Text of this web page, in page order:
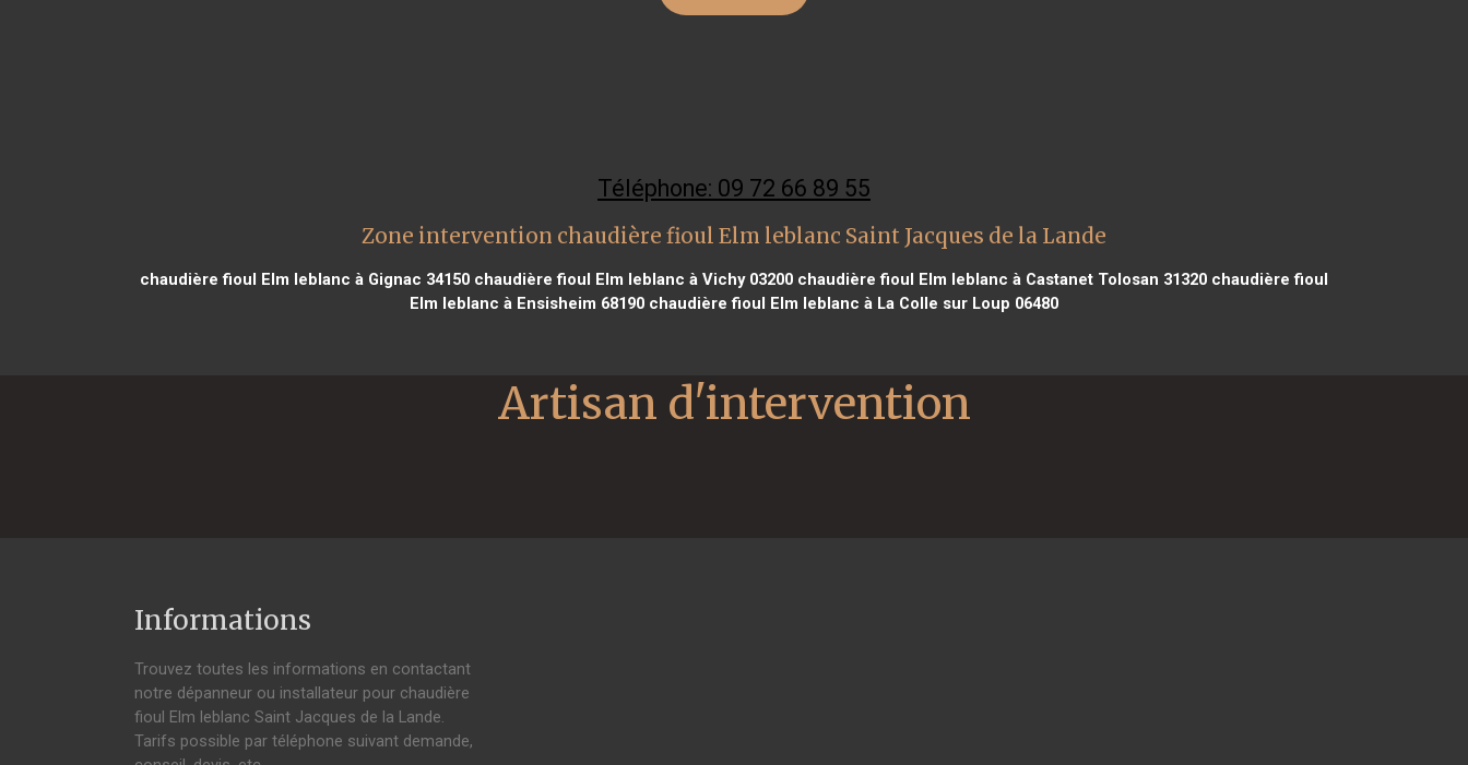
Téléphone: 09 72 66 89 55
Zone intervention chaudière fioul Elm leblanc Saint Jacques de la Lande
chaudière fioul Elm leblanc à Gignac 34150 chaudière fioul Elm leblanc à Vichy 03200 chaudière fioul Elm leblanc à Castanet Tolosan 31320 chaudière fioul
Elm leblanc à Ensisheim 68190 chaudière fioul Elm leblanc à La Colle sur Loup 06480
Informations
Trouvez toutes les informations en contactant
notre dépanneur ou installateur pour chaudière
fioul Elm leblanc Saint Jacques de la Lande.
Tarifs possible par téléphone suivant demande,
Artisan d'intervention